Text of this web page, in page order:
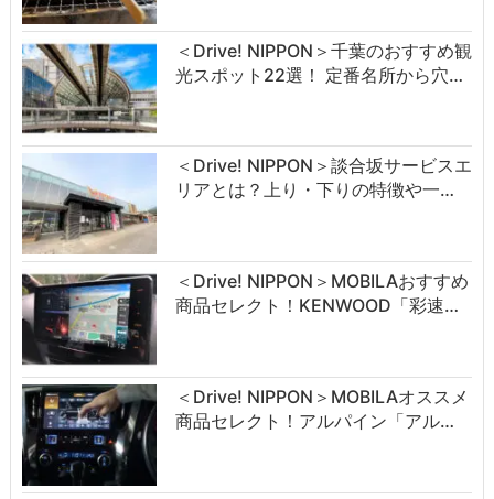
＜Drive! NIPPON＞千葉のおすすめ観
光スポット22選！ 定番名所から穴…
＜Drive! NIPPON＞談合坂サービスエ
リアとは？上り・下りの特徴や一…
＜Drive! NIPPON＞MOBILAおすすめ
商品セレクト！KENWOOD「彩速…
＜Drive! NIPPON＞MOBILAオススメ
商品セレクト！アルパイン「アル…